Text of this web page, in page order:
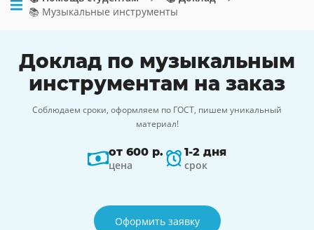
📚 Музыкальные инструменты
Доклад по музыкальным
инструментам на заказ
Соблюдаем сроки, оформляем по ГОСТ, пишем уникальный
материал!
от 600 р.
цена
1-2 дня
срок
Оформить заявку